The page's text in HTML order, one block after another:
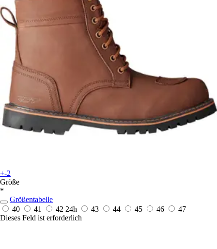
+-2
Größe
*
Größentabelle
40
41 42 24h 43 44 45 46
47
Dieses Feld ist erforderlich